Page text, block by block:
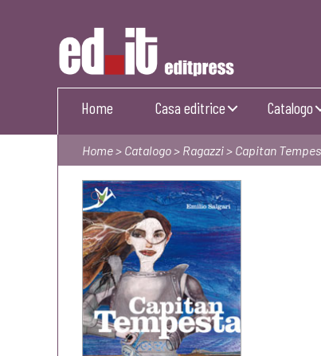
Editpress
Home Casa editrice Catalogo
Home> Catalogo> Ragazzi> Capitan
🔍